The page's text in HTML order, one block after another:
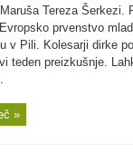
Tereza Šerkezi.
prvenstvo
v Pili. Kolesarji dirke
teden preizkušnje.
»